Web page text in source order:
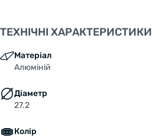
ТЕХНІЧНІ ХАРАКТЕРИСТИКИ
Матеріал
Алюміній
Діаметр
27.2
Колір